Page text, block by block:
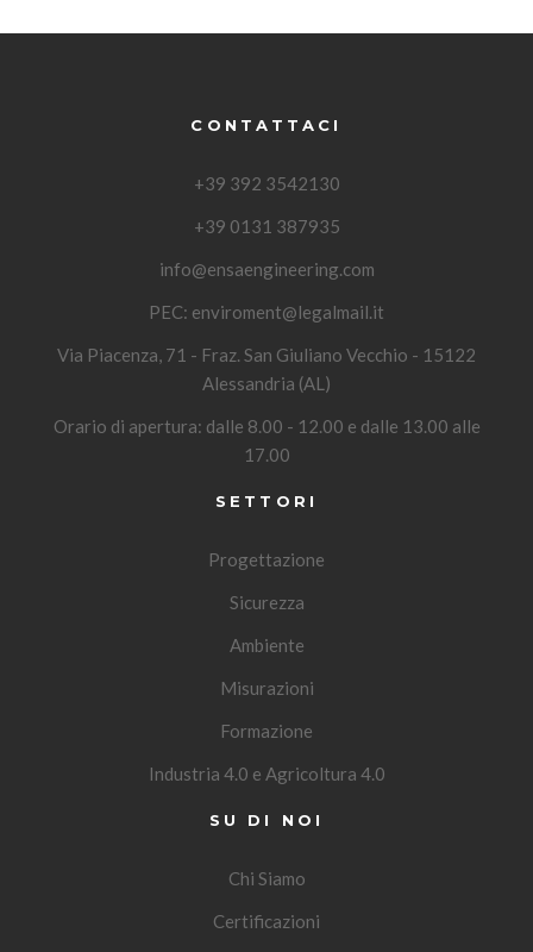
CONTATTACI
+39 392 3542130
+39 0131 387935
info@ensaengineering.com
PEC: enviroment@legalmail.it
Via Piacenza, 71 - Fraz. San Giuliano Vecchio - 15122
Alessandria (AL)
Orario di apertura: dalle 8.00 - 12.00 e dalle 13.00 alle
17.00
SETTORI
Progettazione
Sicurezza
Ambiente
Misurazioni
Formazione
Industria 4.0 e Agricoltura 4.0
SU DI NOI
Chi Siamo
Certificazioni